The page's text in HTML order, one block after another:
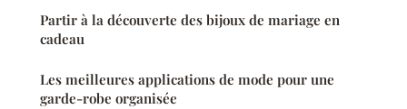
Partir à la découverte des bijoux de mariage en
cadeau
Les meilleures applications de mode pour une
garde-robe organisée